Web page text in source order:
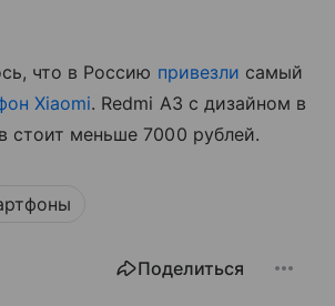
что в Россию привезли самый
Xiaomi. Redmi A3 с дизайном в
стоит меньше 7000 рублей.
Поделиться